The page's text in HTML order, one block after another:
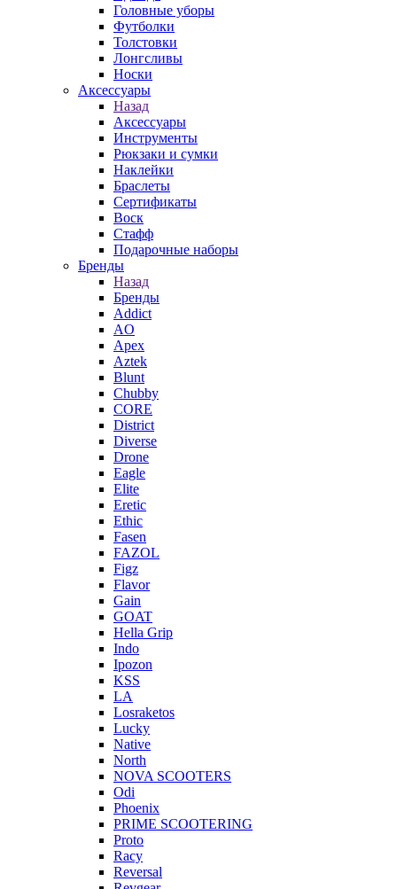
Головные уборы
Футболки
Толстовки
Лонгсливы
Носки
Аксессуары
Назад
Аксессуары
Инструменты
Рюкзаки и сумки
Наклейки
Браслеты
Сертификаты
Воск
Стафф
Подарочные наборы
Бренды
Назад
Бренды
Addict
AO
Apex
Aztek
Blunt
Chubby
CORE
District
Diverse
Drone
Eagle
Elite
Eretic
Ethic
Fasen
FAZOL
Figz
Flavor
Gain
GOAT
Hella Grip
Indo
Ipozon
KSS
LA
Losraketos
Lucky
Native
North
NOVA SCOOTERS
Odi
Phoenix
PRIME SCOOTERING
Proto
Racy
Reversal